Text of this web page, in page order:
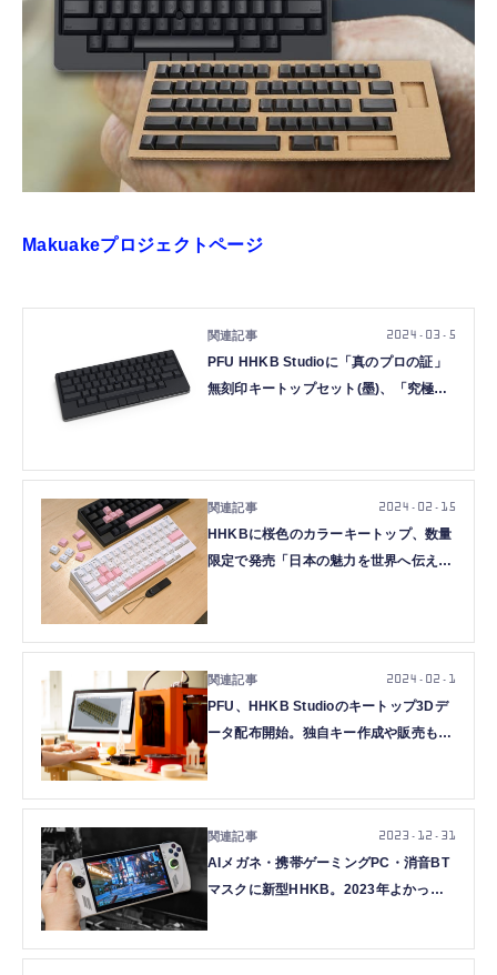
Makuakeプロジェクトページ
PFU HHKB Studioに「真のプロの証」
無刻印キートップセット(墨)、「究極の
2024.03.5
HHKBに桜色のカラーキートップ、数量
限定で発売「日本の魅力を世界へ伝え
2024.02.15
PFU、HHKB Studioのキートップ3Dデ
ータ配布開始。独自キー作成や販売も許
2024.02.1
AIメガネ・携帯ゲーミングPC・消音BT
マスクに新型HHKB。2023年よかった
2023.12.31